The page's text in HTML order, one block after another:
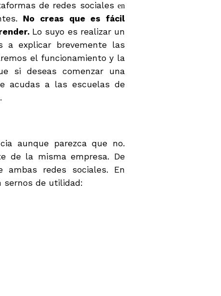
de redes sociales en
No creas que es fácil
Lo suyo es realizar un
a explicar brevemente las
el funcionamiento y la
si deseas comenzar una
acudas a las escuelas de
aunque parezca que no.
de la misma empresa. De
ambas redes sociales. En
sernos de utilidad: